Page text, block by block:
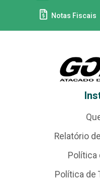
Notas Fiscais
Relatório
Política
Política de